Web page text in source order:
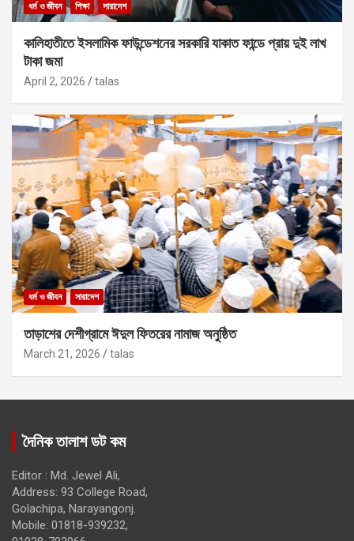
ধর্ম ও জীবন শিক্ষা সারাদেশ
কালিহাতীতে ইসলামিক ফাউন্ডেশনের সরকারি যাকাত ফান্ডে প্রায় দুই লাখ
টাকা জমা
April 2, 2026 talas
ধর্ম ও জীবন সারাদেশ
তাড়াশের দেশীগ্রামে ঈদুল ফিতরের নামাজ অনুষ্ঠিত
March 21, 2026 talas
দৈনিক তালাশ ডট কম
Editor : Md. Jewel Ali,
Address: 93 College Road,
Golachipa, Narayangonj.
Mobile: 01818-939232,